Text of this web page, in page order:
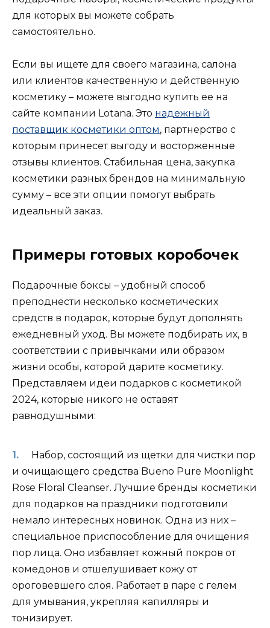
для которых вы можете собрать
самостоятельно.
Если вы ищете для своего магазина, салона
или клиентов качественную и действенную
косметику – можете выгодно купить ее на
сайте компании Lotana. Это надежный
поставщик косметики оптом, партнерство с
которым принесет выгоду и восторженные
отзывы клиентов. Стабильная цена, закупка
косметики разных брендов на минимальную
сумму – все эти опции помогут выбрать
идеальный заказ.
Примеры готовых коробочек
Подарочные боксы – удобный способ
преподнести несколько косметических
средств в подарок, которые будут дополнять
ежедневный уход. Вы можете подбирать их, в
соответствии с привычками или образом
жизни особы, которой дарите косметику.
Представляем идеи подарков с косметикой
2024, которые никого не оставят
равнодушными:
Набор, состоящий из щетки для чистки пор
и очищающего средства Bueno Pure Moonlight
Rose Floral Cleanser. Лучшие бренды косметики
для подарков на праздники подготовили
немало интересных новинок. Одна из них –
специальное приспособление для очищения
пор лица. Оно избавляет кожный покров от
комедонов и отшелушивает кожу от
ороговевшего слоя. Работает в паре с гелем
для умывания, укрепляя капилляры и
тонизирует.